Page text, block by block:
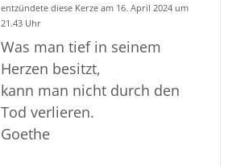
entzündete diese Kerze am 16. April 2024 um
21.43 Uhr
Was man tief in seinem
Herzen besitzt,
kann man nicht durch den
Tod verlieren.
Goethe